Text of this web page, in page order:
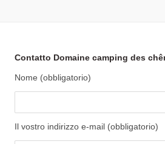
Contatto Domaine camping des
Nome (obbligatorio)
Il vostro indirizzo e-mail (obbligatorio)